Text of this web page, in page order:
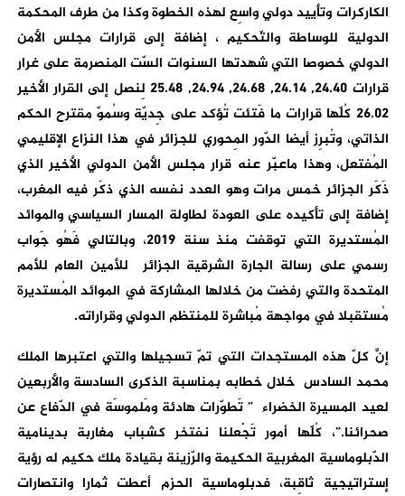
الكاركرات وتأييد دولي واسِع لهذه الخطوة وكذا من طرف المحكمة
الدولية للوساطة والتّحكيم ، إضافة إلى قرارات مجلس الأمن
الدولي خصوصا التي شهدتها السنوات السّت المنصرمة على غرار
قرارات 24.40, 24.14, 24.68, 24.94, 25.48 لِنصل إلى القرار الأخير
26.02 كُلّها قرارات ما فَتئت تُؤكد على جِديّة وسُموّ مقترح الحكم
الذاتي، وتُبرِز أيضا الدّور المِحوري للجزائر في هذا النزاع الإقليمي
المُفتعل، وهذا ماعبّر عنه قرار مجلس الأمن الدولي الأخير الذي
ذَكَر الجزائر خمس مرات وهو العدد نفسه الذي ذكَر فيه المغرب،
إضافة إلى تأكيده على العودة لطاولة المسار السياسي والموائد
المُستديرة التي توقفت منذ سنة 2019، وبالتالي فَهُو جَواب
رسمي على رسالة الجارة الشرقية الجزائر للأمين العام للأمم
المتحدة والتي رفضت من خلالها المشاركة في الموائد المُستديرة
مُستقبلا في مواجهة مُباشرة للمنتظم الدولي وقراراته.
إنَّ كلّ هذه المستجدات التي تمّ تسجيلها والتي اعتبرها الملك
محمد السادس خلال خطابه بمناسبة الذكرى السادسة والأربعين
لعيد المسيرة الخضراء ” تَطوّرات هادئة ومَلموسَة في الدّفاع عن
صحرائنا.”، كُلّها أمور تَجْعلنا نفتخر كشباب مغاربة بدينامية
الدّبلوماسية المغربية الحكيمة والرّزينة بقيادة ملك حكيم له رؤية
إستراتيجية ثاقِبة، فدبلوماسية الحزم أعطت ثمارا وانتصارات